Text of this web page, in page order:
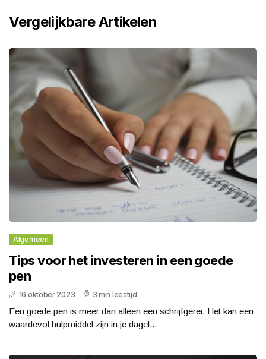
Vergelijkbare Artikelen
Algemeen
Tips voor het investeren in een goede
pen
16 oktober 2023 3 min leestijd
Een goede pen is meer dan alleen een schrijfgerei. Het kan een
waardevol hulpmiddel zijn in je dagel...